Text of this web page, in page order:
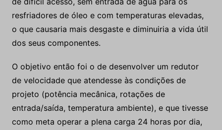
resfriadores de óleo e com temperaturas elevadas,
o que causaria mais desgaste e diminuiria a vida útil
dos seus componentes.
O objetivo então foi o de desenvolver um redutor
de velocidade que atendesse às condições de
projeto (potência mecânica, rotações de
entrada/saída, temperatura ambiente), e que tivesse
como meta operar a plena carga 24 horas por dia,